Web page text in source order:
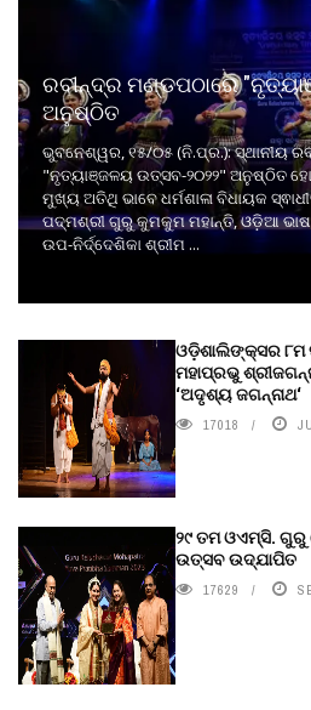
ରବୀନ୍ଦ୍ର ମଣ୍ଡପଠାରେ
ଅନୁଷ୍ଠିତ
ଭୁବନେଶ୍ୱର, ୧୫/୦୫ (ନି.ପ୍ର.): ସ୍ଥାନୀୟ
"ନୃତ୍ୟାଞ୍ଜଳୟ ଉତ୍ସବ-୨୦୨୨" ଅନୁଷ୍ଠିତ
ମୁଖ୍ୟ ଅତିଥି ଭାବେ ଧର୍ମଶାଳା ବିଧାୟକ
ପଦ୍ମଶ୍ରୀ ଗୁରୁ କୁମକୁମ ମହାନ୍ତି, ଓଡ଼ିଆ
ଉପ-ନିର୍ଦ୍ଦେଶିକା ଶ୍ରୀମ ...
ଓଡ଼ିଶାଲିଙ୍କ୍ସର ୮ମ
ମହାପ୍ରଭୁ
‘ଅଦୃଶ୍ୟ ଜଗନ୍ନାଥ‘
17018
୨୯ ତମ ଓଏମ୍‌ସି. ଗୁରୁ
ଉତ୍ସବ ଉଦ୍‍ଯାପିତ
17629